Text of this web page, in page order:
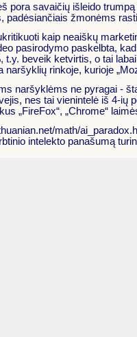
pora savaičių išleido
padėsiančiais žmonėms
kaip neaiškų
pasirodymo paskelbta,
t.y. beveik ketvirtis, o tai
naršyklių rinkoje, kurioje
naršyklėms ne pyragai -
nes tai vienintelė iš 4-ių
„FireFox“, „Chrome“
math/
intelekto panašumą